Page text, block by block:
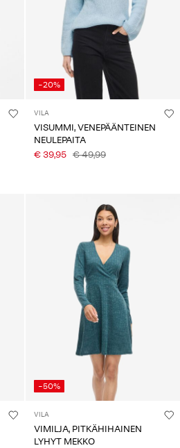
-20%
VILA
VISUMMI, VENEPÄÄNTEINEN
NEULEPAITA
€ 39,95 € 49,99
-50%
VILA
VIMILJA, PITKÄHIHAINEN
LYHYT MEKKO